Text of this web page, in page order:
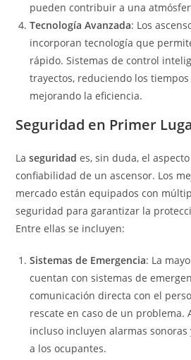
pueden contribuir a una
Tecnología Avanzada: Los
incorporan tecnología que
rápido. Sistemas de control
trayectos, reduciendo los
mejorando la eficiencia.
Seguridad en Primer
Laseguridad es, sin duda, el
confiabilidad de un ascensor. Los
mercado están equipados con
seguridad para garantizar la
Entre ellas se incluyen:
Sistemas de Emergencia: La
cuentan con sistemas de
comunicación directa con el
rescate en caso de un problema.
incluso incluyen alarmas
a los ocupantes.